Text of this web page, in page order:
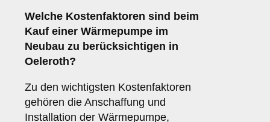
Welche Kostenfaktoren sind beim
Kauf einer Wärmepumpe im
Neubau zu berücksichtigen in
Oeleroth?
Zu den wichtigsten Kostenfaktoren
gehören die Anschaffung und
Installation der Wärmepumpe,